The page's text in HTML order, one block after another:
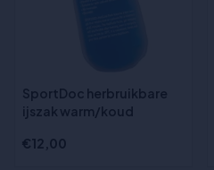
SportDoc herbruikbare
ijszak warm/koud
€12,00